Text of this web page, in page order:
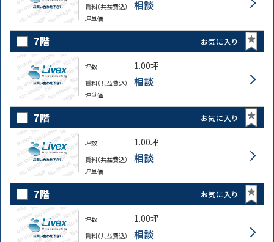
賃料（共益費込） 相談
坪単価
7階 お気に入り
坪数 1.00坪
賃料（共益費込） 相談
坪単価
7階 お気に入り
坪数 1.00坪
賃料（共益費込） 相談
坪単価
7階 お気に入り
坪数 1.00坪
賃料（共益費込） 相談